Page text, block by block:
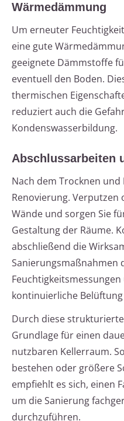
Wärmedämmung
Um erneuter
eine gute
geeignete Dämmstoffe
eventuell den Boden.
thermischen
reduziert auch die
Kondenswasserbildung.
Abschlussarbeiten
Nach dem Trocknen
Renovierung. Verputzen
Wände und sorgen Sie
Gestaltung der Räume.
abschließend die
Sanierungsmaßnahmen
kontinuierliche Belüftung
Durch diese
Grundlage für einen
nutzbaren Kellerraum.
bestehen oder größere
empfiehlt es sich, einen
um die Sanierung
durchzuführen.